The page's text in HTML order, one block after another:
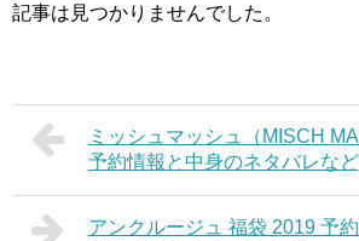
記事は見つかりませんでした。
ミッシュマッシュ（MISCH
予約情報と中身のネタバレなど
アンクルージュ 福袋 2019 予